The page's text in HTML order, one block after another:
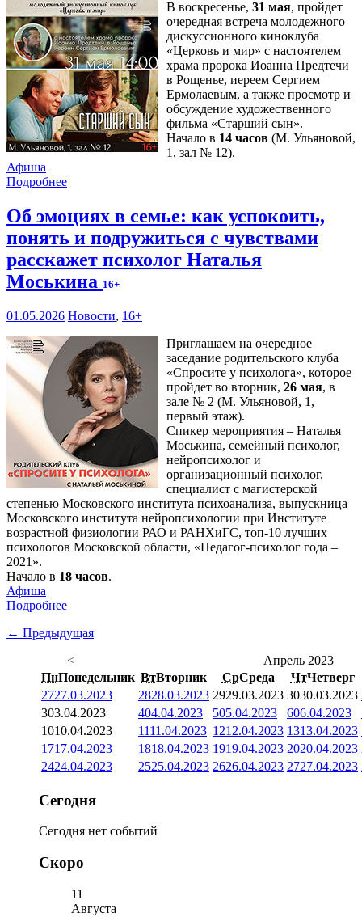
В воскресенье, 31 мая, пройдет
очередная встреча молодежного
дискуссионного киноклуба
«Церковь и мир» с настоятелем
храма пророка Иоанна Предтечи
в Рощенье, иереем Сергием
Ермолаевым, а также просмотр и
обсуждение художественного
фильма «Старший сын».
Начало в 14 часов (М. Ульяновой,
1, зал № 12).
Афиша
Подробнее
Об эмоциях в семье: как успокоить,
понять и подружиться с чувствами
расскажет психолог Наталья
Моськина 16+
01.05.2026 Новости, 16+
Приглашаем на очередное
заседание родительского клуба
«Спросите у психолога», которое
пройдет во вторник, 26 мая, в
зале № 2 (М. Ульяновой, 1,
первый этаж).
Спикер мероприятия – Наталья
Моськина, семейный психолог,
нейропсихолог и
организационный психолог,
специалист с магистерской
степенью Московского института психоанализа, выпускница
Московского института нейропсихологии при Институте
возрастной физиологии РАО и РАНХиГС, топ-10 лучших
психологов Московской области, «Педагог-психолог года –
2021».
Начало в 18 часов.
Афиша
Подробнее
← Предыдущая
<
Апрель 2023
ПнПонедельник ВтВторник СрСреда ЧтЧетверг
2727.03.2023 2828.03.2023 2929.03.2023 3030.03.2023
303.04.2023 404.04.2023 505.04.2023 606.04.2023
1010.04.2023 1111.04.2023 1212.04.2023 1313.04.2023
1717.04.2023 1818.04.2023 1919.04.2023 2020.04.2023
2424.04.2023 2525.04.2023 2626.04.2023 2727.04.2023
Сегодня
Сегодня нет событий
Скоро
11
Августа